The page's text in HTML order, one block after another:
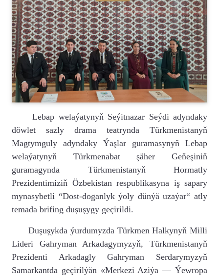
Lebap welaýatynyň Seýitnazar Seýdi adyndaky
döwlet sazly drama teatrynda Türkmenistanyň
Magtymguly adyndaky Ýaşlar guramasynyň Lebap
welaýatynyň Türkmenabat şäher Geňeşiniň
guramagynda Türkmenistanyň Hormatly
Prezidentimiziň Özbekistan respublikasyna iş sapary
mynasybetli “Dost-doganlyk ýoly dünýä uzaýar“ atly
temada brifing duşuşygy geçirildi.
Duşuşykda ýurdumyzda Türkmen Halkynyň Milli
Lideri Gahryman Arkadagymyzyň, Türkmenistanyň
Prezidenti Arkadagly Gahryman Serdarymyzyň
Samarkantda geçirilýän «Merkezi Aziýa — Ýewropa